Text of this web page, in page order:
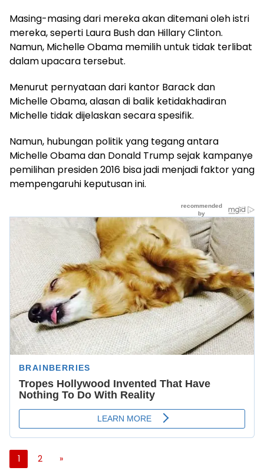
Masing-masing dari mereka akan ditemani oleh istri
mereka, seperti Laura Bush dan Hillary Clinton.
Namun, Michelle Obama memilih untuk tidak terlibat
dalam upacara tersebut.
Menurut pernyataan dari kantor Barack dan
Michelle Obama, alasan di balik ketidakhadiran
Michelle tidak dijelaskan secara spesifik.
Namun, hubungan politik yang tegang antara
Michelle Obama dan Donald Trump sejak kampanye
pemilihan presiden 2016 bisa jadi menjadi faktor yang
mempengaruhi keputusan ini.
1 2 »